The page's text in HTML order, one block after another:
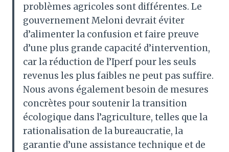
problèmes agricoles sont différentes. Le
gouvernement Meloni devrait éviter
d’alimenter la confusion et faire preuve
d’une plus grande capacité d’intervention,
car la réduction de l’Iperf pour les seuls
revenus les plus faibles ne peut pas suffire.
Nous avons également besoin de mesures
concrètes pour soutenir la transition
écologique dans l’agriculture, telles que la
rationalisation de la bureaucratie, la
garantie d’une assistance technique et de